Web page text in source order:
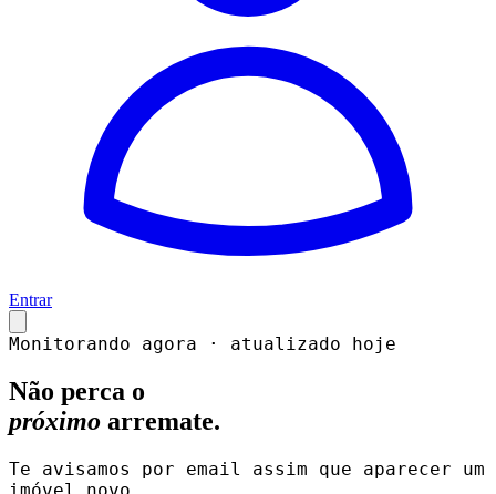
Entrar
Monitorando agora · atualizado hoje
Não perca o
próximo arremate.
Te avisamos por email assim que aparecer um